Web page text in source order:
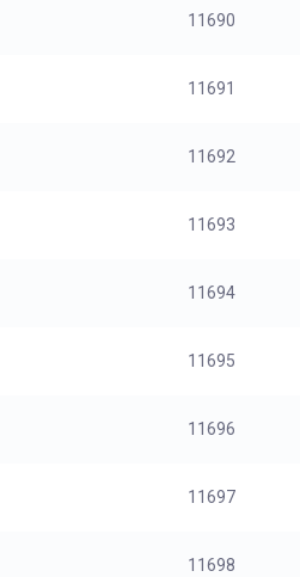
11690
11691
11692
11693
11694
11695
11696
11697
11698